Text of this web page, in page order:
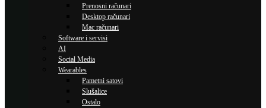
Prenosni računari
Desktop računari
Mac računari
Software i servisi
AI
Social Media
Wearables
Pametni satovi
Slušalice
Ostalo